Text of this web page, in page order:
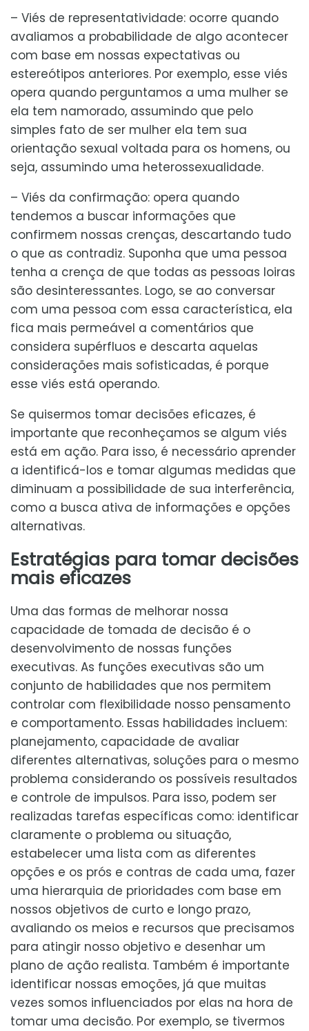
– Viés de representatividade: ocorre quando
avaliamos a probabilidade de algo acontecer
com base em nossas expectativas ou
estereótipos anteriores. Por exemplo, esse viés
opera quando perguntamos a uma mulher se
ela tem namorado, assumindo que pelo
simples fato de ser mulher ela tem sua
orientação sexual voltada para os homens, ou
seja, assumindo uma heterossexualidade.
– Viés da confirmação: opera quando
tendemos a buscar informações que
confirmem nossas crenças, descartando tudo
o que as contradiz. Suponha que uma pessoa
tenha a crença de que todas as pessoas loiras
são desinteressantes. Logo, se ao conversar
com uma pessoa com essa característica, ela
fica mais permeável a comentários que
considera supérfluos e descarta aquelas
considerações mais sofisticadas, é porque
esse viés está operando.
Se quisermos tomar decisões eficazes, é
importante que reconheçamos se algum viés
está em ação. Para isso, é necessário aprender
a identificá-los e tomar algumas medidas que
diminuam a possibilidade de sua interferência,
como a busca ativa de informações e opções
alternativas.
Estratégias para tomar decisões
mais eficazes
Uma das formas de melhorar nossa
capacidade de tomada de decisão é o
desenvolvimento de nossas funções
executivas. As funções executivas são um
conjunto de habilidades que nos permitem
controlar com flexibilidade nosso pensamento
e comportamento. Essas habilidades incluem:
planejamento, capacidade de avaliar
diferentes alternativas, soluções para o mesmo
problema considerando os possíveis resultados
e controle de impulsos. Para isso, podem ser
realizadas tarefas específicas como: identificar
claramente o problema ou situação,
estabelecer uma lista com as diferentes
opções e os prós e contras de cada uma, fazer
uma hierarquia de prioridades com base em
nossos objetivos de curto e longo prazo,
avaliando os meios e recursos que precisamos
para atingir nosso objetivo e desenhar um
plano de ação realista. Também é importante
identificar nossas emoções, já que muitas
vezes somos influenciados por elas na hora de
tomar uma decisão. Por exemplo, se tivermos